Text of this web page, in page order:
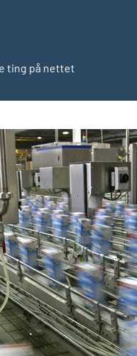
ting på nettet